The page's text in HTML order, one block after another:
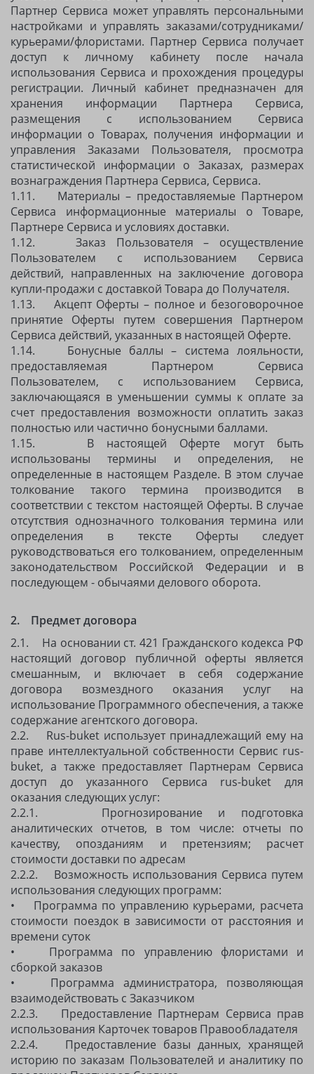
Партнер Сервиса может управлять персональными
настройками и управлять заказами/сотрудниками/
курьерами/флористами. Партнер Сервиса получает
доступ к личному кабинету после начала
использования Сервиса и прохождения процедуры
регистрации. Личный кабинет предназначен для
хранения информации Партнера Сервиса,
размещения с использованием Сервиса
информации о Товарах, получения информации и
управления Заказами Пользователя, просмотра
статистической информации о Заказах, размерах
вознаграждения Партнера Сервиса, Сервиса.
1.11. Материалы – предоставляемые Партнером
Сервиса информационные материалы о Товаре,
Партнере Сервиса и условиях доставки.
1.12. Заказ Пользователя – осуществление
Пользователем с использованием Сервиса
действий, направленных на заключение договора
купли-продажи с доставкой Товара до Получателя.
1.13. Акцепт Оферты – полное и безоговорочное
принятие Оферты путем совершения Партнером
Сервиса действий, указанных в настоящей Оферте.
1.14. Бонусные баллы – система лояльности,
предоставляемая Партнером Сервиса
Пользователем, с использованием Сервиса,
заключающаяся в уменьшении суммы к оплате за
счет предоставления возможности оплатить заказ
полностью или частично бонусными баллами.
1.15. В настоящей Оферте могут быть
использованы термины и определения, не
определенные в настоящем Разделе. В этом случае
толкование такого термина производится в
соответствии с текстом настоящей Оферты. В случае
отсутствия однозначного толкования термина или
определения в тексте Оферты следует
руководствоваться его толкованием, определенным
законодательством Российской Федерации и в
последующем - обычаями делового оборота.
2. Предмет договора
2.1. На основании ст. 421 Гражданского кодекса РФ
настоящий договор публичной оферты является
смешанным, и включает в себя содержание
договора возмездного оказания услуг на
использование Программного обеспечения, а также
содержание агентского договора.
2.2. Rus-buket использует принадлежащий ему на
праве интеллектуальной собственности Сервис rus-
buket, а также предоставляет Партнерам Сервиса
доступ до указанного Сервиса rus-buket для
оказания следующих услуг:
2.2.1. Прогнозирование и подготовка
аналитических отчетов, в том числе: отчеты по
качеству, опозданиям и претензиям; расчет
стоимости доставки по адресам
2.2.2. Возможность использования Сервиса путем
использования следующих программ:
• Программа по управлению курьерами, расчета
стоимости поездок в зависимости от расстояния и
времени суток
• Программа по управлению флористами и
сборкой заказов
• Программа администратора, позволяющая
взаимодействовать с Заказчиком
2.2.3. Предоставление Партнерам Сервиса прав
использования Карточек товаров Правообладателя
2.2.4. Предоставление базы данных, хранящей
историю по заказам Пользователей и аналитику по